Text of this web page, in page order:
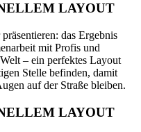
LAYOUT
das Ergebnis
mit Profis und
– ein perfektes Layout
Stelle befinden, damit
auf der Straße bleiben.
LAYOUT